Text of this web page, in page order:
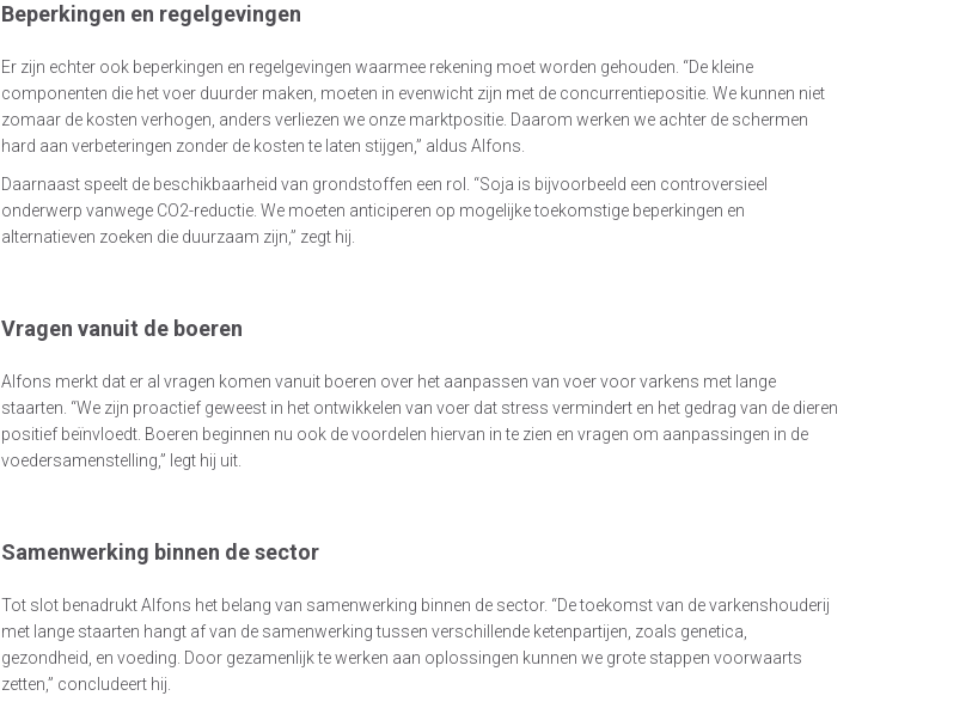
Beperkingen en regelgevingen
Er zijn echter ook beperkingen en regelgevingen waarmee rekening moet worden gehouden. “De kleine
componenten die het voer duurder maken, moeten in evenwicht zijn met de concurrentiepositie. We kunnen niet
zomaar de kosten verhogen, anders verliezen we onze marktpositie. Daarom werken we achter de schermen
hard aan verbeteringen zonder de kosten te laten stijgen,” aldus Alfons.
Daarnaast speelt de beschikbaarheid van grondstoffen een rol. “Soja is bijvoorbeeld een controversieel
onderwerp vanwege CO2-reductie. We moeten anticiperen op mogelijke toekomstige beperkingen en
alternatieven zoeken die duurzaam zijn,” zegt hij.
Vragen vanuit de boeren
Alfons merkt dat er al vragen komen vanuit boeren over het aanpassen van voer voor varkens met lange
staarten. “We zijn proactief geweest in het ontwikkelen van voer dat stress vermindert en het gedrag van de dieren
positief beïnvloedt. Boeren beginnen nu ook de voordelen hiervan in te zien en vragen om aanpassingen in de
voedersamenstelling,” legt hij uit.
Samenwerking binnen de sector
Tot slot benadrukt Alfons het belang van samenwerking binnen de sector. “De toekomst van de varkenshouderij
met lange staarten hangt af van de samenwerking tussen verschillende ketenpartijen, zoals genetica,
gezondheid, en voeding. Door gezamenlijk te werken aan oplossingen kunnen we grote stappen voorwaarts
zetten,” concludeert hij.